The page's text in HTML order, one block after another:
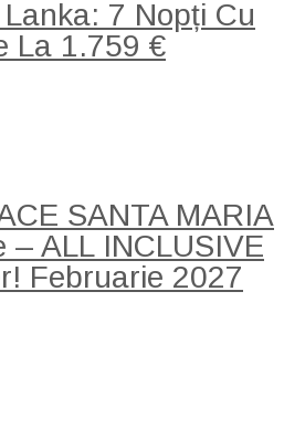
7 Nopți Cu
La 1.759 €
SANTA MARIA
– ALL INCLUSIVE
Februarie 2027